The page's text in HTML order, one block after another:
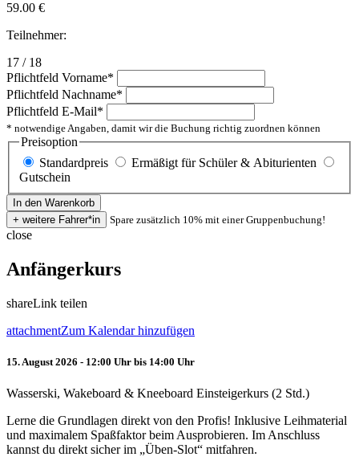
59.00 €
Teilnehmer:
17 / 18
Pflichtfeld Vorname*
Pflichtfeld Nachname*
Pflichtfeld E-Mail*
* notwendige Angaben, damit wir die Buchung richtig zuordnen können
Preisoption
Standardpreis
Ermäßigt für Schüler & Abiturienten
Gutschein
Spare zusätzlich 10% mit einer Gruppenbuchung!
close
Anfängerkurs
shareLink teilen
attachmentZum Kalendar hinzufügen
15. August 2026 - 12:00 Uhr bis 14:00 Uhr
Wasserski, Wakeboard & Kneeboard Einsteigerkurs (2 Std.)
Lerne die Grundlagen direkt von den Profis! Inklusive Leihmaterial
und maximalem Spaßfaktor beim Ausprobieren. Im Anschluss
kannst du direkt sicher im „Üben-Slot“ mitfahren.